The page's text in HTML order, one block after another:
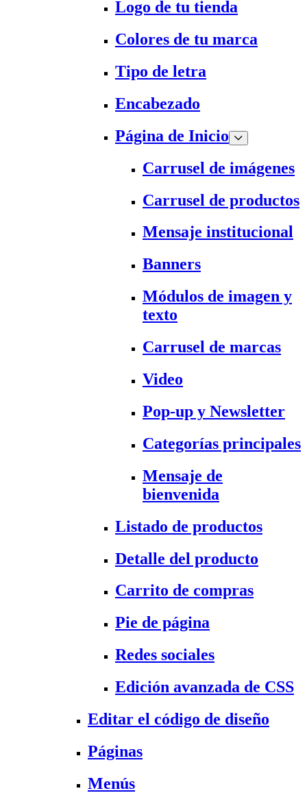
Logo de tu tienda
Colores de tu marca
Tipo de letra
Encabezado
Página de Inicio
Carrusel de imágenes
Carrusel de productos
Mensaje institucional
Banners
Módulos de imagen y
texto
Carrusel de marcas
Video
Pop-up y Newsletter
Categorías principales
Mensaje de
bienvenida
Listado de productos
Detalle del producto
Carrito de compras
Pie de página
Redes sociales
Edición avanzada de CSS
Editar el código de diseño
Páginas
Menús